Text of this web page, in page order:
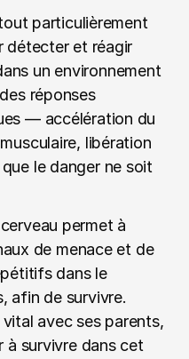
particulièrement
détecter et réagir
un environnement
réponses
— accélération du
libération
le danger ne soit
permet à
de menace et de
dans le
afin de survivre.
à survivre dans cet